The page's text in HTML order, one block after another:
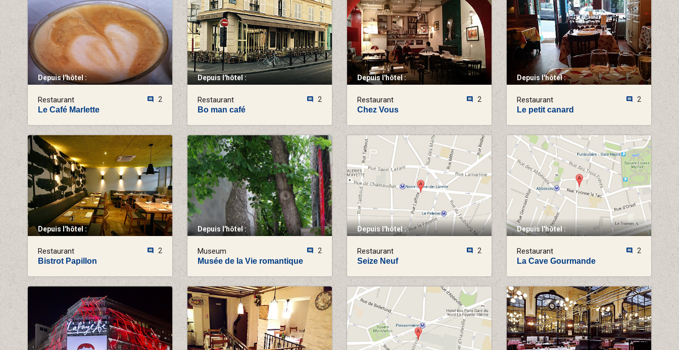
Depuis l'hôtel :
2
Restaurant
Le Café Marlette
Depuis l'hôtel :
2
Restaurant
Bo man café
Depuis l'hôtel :
2
Restaurant
Chez Vous
Depuis l'hôtel :
2
Restaurant
Le petit canard
Depuis l'hôtel :
2
Restaurant
Bistrot Papillon
Depuis l'hôtel :
2
Museum
Musée de la Vie romantique
Depuis l'hôtel :
2
Restaurant
Seize Neuf
Depuis l'hôtel :
2
Restaurant
La Cave Gourmande